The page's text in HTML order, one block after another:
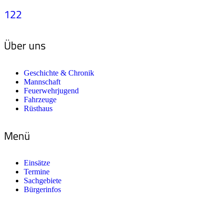
122
Über uns
Geschichte & Chronik
Mannschaft
Feuerwehrjugend
Fahrzeuge
Rüsthaus
Menü
Einsätze
Termine
Sachgebiete
Bürgerinfos